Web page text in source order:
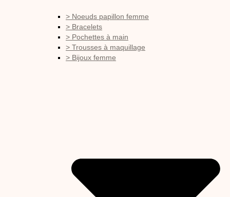
> Noeuds papillon femme
> Bracelets
> Pochettes à main
> Trousses à maquillage
> Bijoux femme